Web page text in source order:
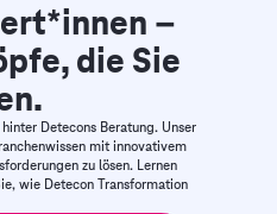
–
die Sie
Detecons Beratung. Unser
mit innovativem
zu lösen. Lernen
wie Detecon Transformation